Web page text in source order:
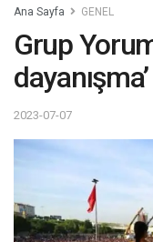
Ana Sayfa GENEL
Grup
2023-07-07